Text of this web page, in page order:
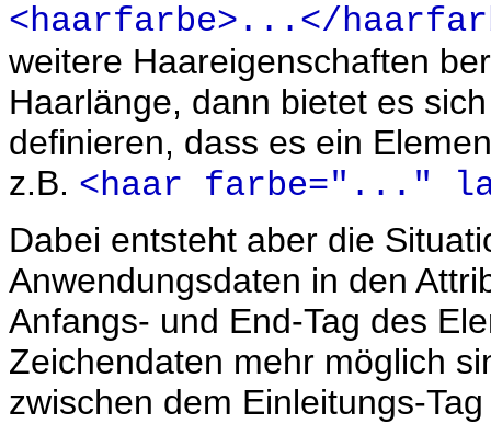
<haarfarbe>...</
weitere Haareigenschaften
Haarlänge, dann bietet es
definieren, dass es ein
z.B. <haar farbe="..."
Dabei entsteht aber die
Anwendungsdaten in den
Anfangs- und End-Tag des
Zeichendaten mehr möglich
zwischen dem Einleitungs-